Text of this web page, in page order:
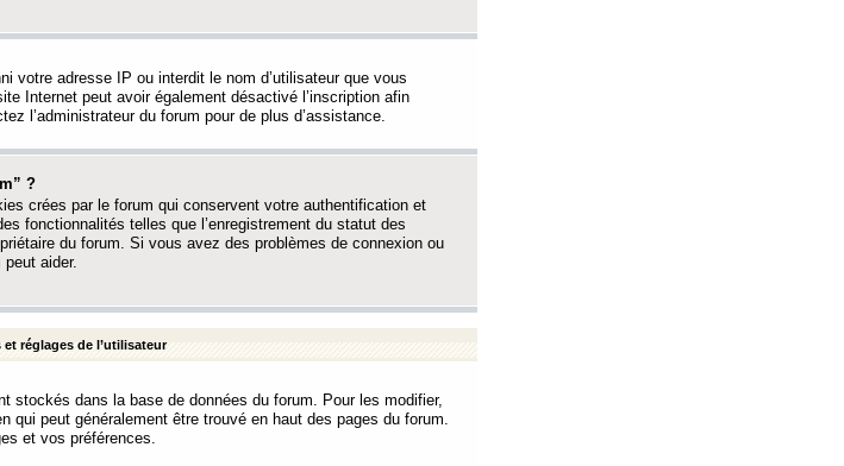
votre adresse IP ou interdit le nom d’utilisateur que vous
Internet peut avoir également désactivé l’inscription afin
l’administrateur du forum pour de plus d’assistance.
?
crées par le forum qui conservent votre authentification et
fonctionnalités telles que l’enregistrement du statut des
du forum. Si vous avez des problèmes de connexion ou
aider.
et réglages de l’utilisateur
dans la base de données du forum. Pour les modifier,
qui peut généralement être trouvé en haut des pages du forum.
et vos préférences.